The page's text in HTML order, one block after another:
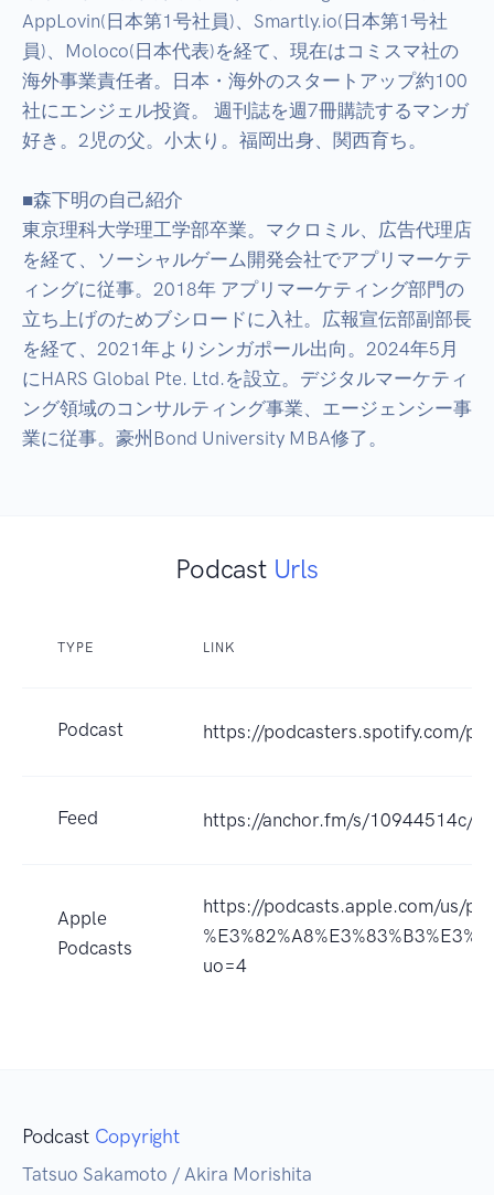
AppLovin(日本第1号社員)、Smartly.io(日本第1号社
員)、Moloco(日本代表)を経て、現在はコミスマ社の
海外事業責任者。日本・海外のスタートアップ約100
社にエンジェル投資。 週刊誌を週7冊購読するマンガ
好き。2児の父。小太り。福岡出身、関西育ち。
■森下明の自己紹介
東京理科大学理工学部卒業。マクロミル、広告代理店
を経て、ソーシャルゲーム開発会社でアプリマーケテ
ィングに従事。2018年 アプリマーケティング部門の
立ち上げのためブシロードに入社。広報宣伝部副部長
を経て、2021年よりシンガポール出向。2024年5月
にHARS Global Pte. Ltd.を設立。デジタルマーケティ
ング領域のコンサルティング事業、エージェンシー事
業に従事。豪州Bond University MBA修了。
Podcast Urls
TYPE LINK
Podcast https://podcasters.spotify.com/
Feed https://anchor.fm/s/10944514c/
Apple
Podcasts
https://podcasts.apple.com/us/
uo=4
Podcast Copyright
Tatsuo Sakamoto / Akira Morishita